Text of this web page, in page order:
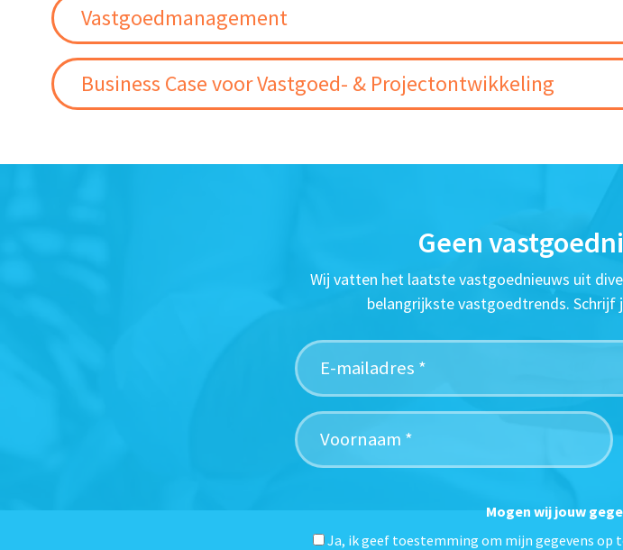
Vastgoedmanagement
Business Case voor Vastgoed- & Projectontwikkeling
Geen
Wij vatten het laatste vastgoednieuws uit
belangrijkste vastgoedtrends. Schrijf
Mogen wij jouw
Ja, ik geef toestemming om mijn gegevens